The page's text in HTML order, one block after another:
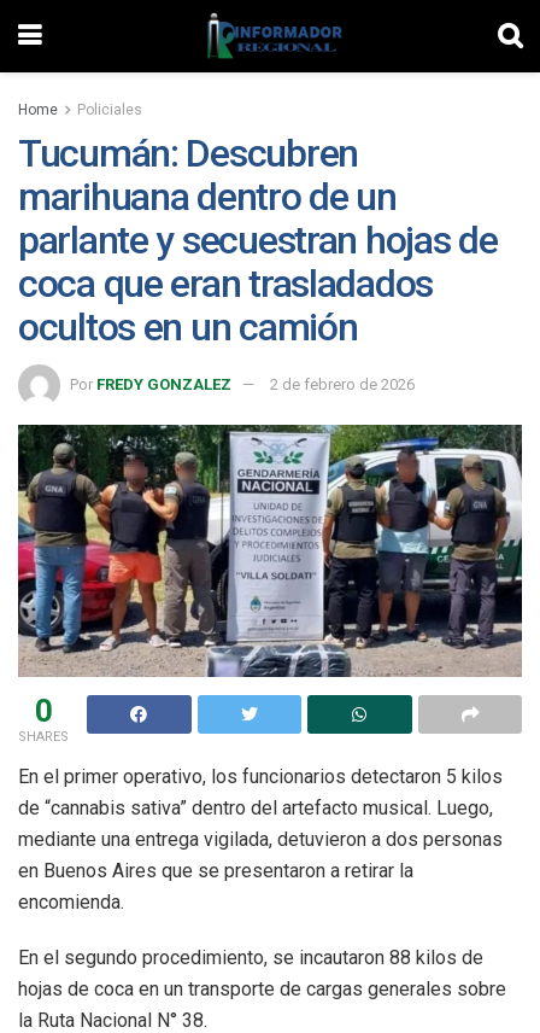
Home Policiales
Tucumán: Descubren
marihuana dentro de un
parlante y secuestran hojas de
coca que eran trasladados
ocultos en un camión
Por FREDY GONZALEZ 2 de febrero de 2026
0
SHARES
En el primer operativo, los funcionarios detectaron 5 kilos
de “cannabis sativa” dentro del artefacto musical. Luego,
mediante una entrega vigilada, detuvieron a dos personas
en Buenos Aires que se presentaron a retirar la
encomienda.
En el segundo procedimiento, se incautaron 88 kilos de
hojas de coca en un transporte de cargas generales sobre
la Ruta Nacional N° 38.